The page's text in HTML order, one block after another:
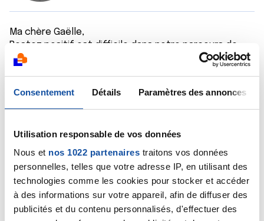
Consentement Détails Paramètres des annonces
Utilisation responsable de vos données
Nous et nos 1022 partenaires traitons vos données
personnelles, telles que votre adresse IP, en utilisant des
technologies comme les cookies pour stocker et accéder
à des informations sur votre appareil, afin de diffuser des
publicités et du contenu personnalisés, d'effectuer des
Ma chère Gaëlle,
Restez positif est difficile dans notre parcours de
soins mais garder le moral est très important pour
essayez de penser aux points positifs, aux batailles
gagnées mêmes si elles sont minimes, la guerre
alors ne retenez que le meilleur car dans chaque
difficultés de la vie il y a du bon.
Riez Gaëlle, regardez des vidéos et des films qui font
rire, j'étais moi même totalement seule les premiers
mois de ma maladie et je passé mon temps en
regardant les anciennes diffusions de ''On ne
demande qu'à en Rire'' cela me faisait du bien.